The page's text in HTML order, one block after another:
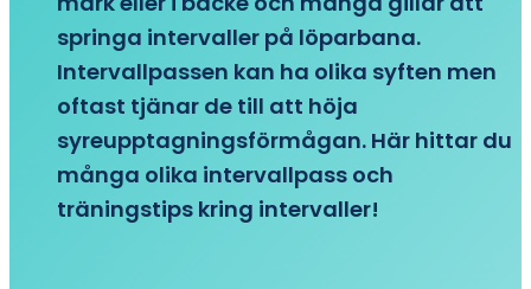
springa intervaller på löparbana.
Intervallpassen kan ha olika syften men
oftast tjänar de till att höja
syreupptagningsförmågan. Här hittar du
många olika intervallpass och
träningstips kring intervaller!